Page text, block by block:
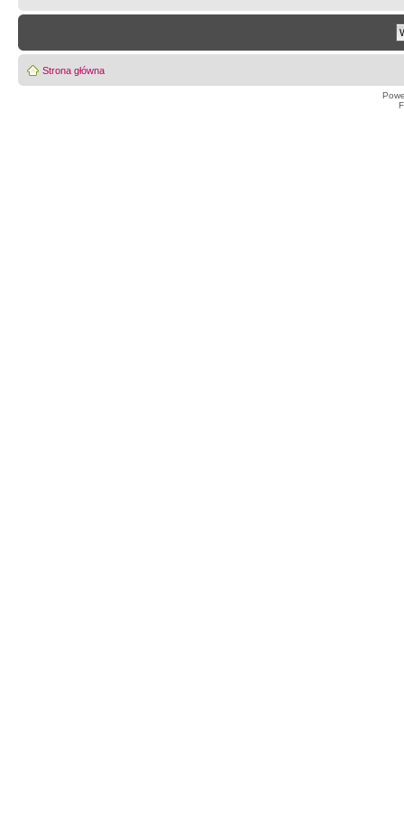
Strona główna